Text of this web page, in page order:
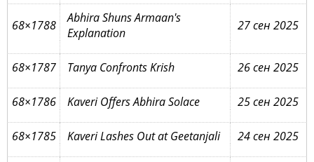
68×1788
Abhira Shuns Armaan's
Explanation
27 сен 2025
68×1787 Tanya Confronts Krish 26 сен 2025
68×1786 Kaveri Offers Abhira Solace 25 сен 2025
68×1785 Kaveri Lashes Out at Geetanjali 24 сен 2025